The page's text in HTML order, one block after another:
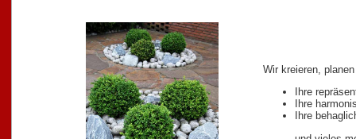
Wir kreieren,
Ihre
Ihre
Ihre